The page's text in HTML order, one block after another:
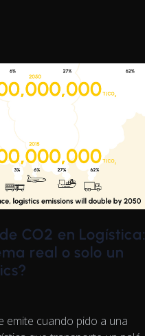
CO2 en Logística:
real o solo un
emite cuando pido a una